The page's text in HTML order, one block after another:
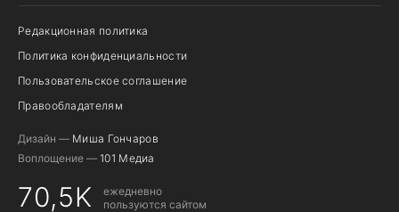
Редакционная политика
Политика конфиденциальности
Пользовательское соглашение
Правообладателям
Дизайн — Миша Гончаров
Воплощение — 101 Медиа
70,5K
ежедневно
пользуются сайтом